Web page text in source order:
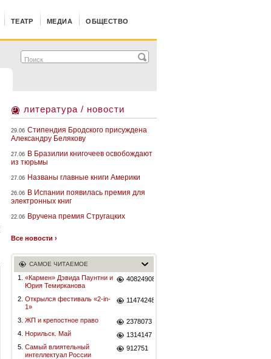
ТЕАТР МЕДИА ОБЩЕСТВО
литература / новости
29.06 Стипендия Бродского присуждена
Александру Белякову
27.06 В Бразилии книгочеев освобождают
из тюрьмы
27.06 Названы главные книги Америки
26.06 В Испании появилась премия для
электронных книг
22.06 Вручена премия Стругацких
Все новости ›
САМОЕ ЧИТАЕМОЕ
1.
«Кармен» Дэвида Паунтни и
Юрия Темирканова
40824908
2. Открылся фестиваль «2-in-
1»
11474248
3. ЖП и крепостное право
2378073
4. Норильск. Май
1314147
5. Самый влиятельный
интеллектуал России
912751